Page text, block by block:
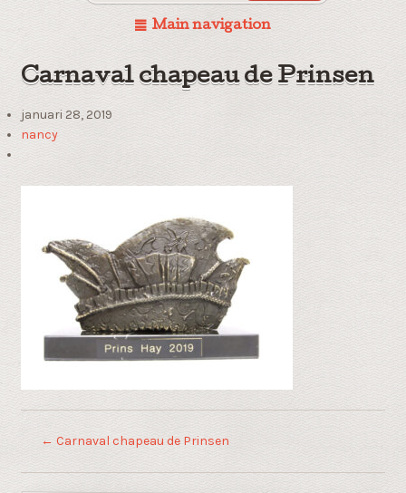
Main navigation
Carnaval chapeau de Prinsen
januari 28, 2019
nancy
← Carnaval chapeau de Prinsen